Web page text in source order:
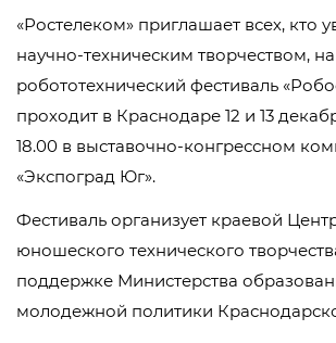
«Ростелеком» приглашает всех, кто
научно-техническим творчеством,
робототехнический фестиваль
проходит в Краснодаре 12 и 13
18.00 в выставочно-конгрессном
«Экспоград Юг».
Фестиваль организует краевой
юношеского технического
поддержке Министерства
молодежной политики